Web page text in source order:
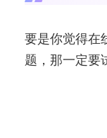
要是你觉得在
题，那一定
1. UPDF 的